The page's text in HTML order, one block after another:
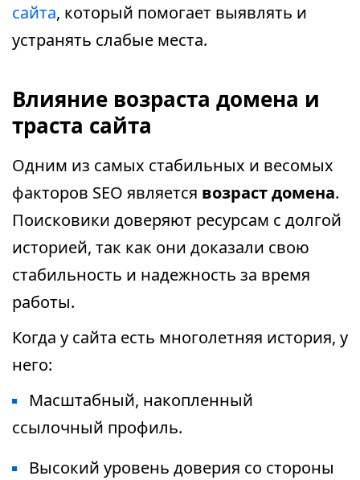
сайта, который помогает выявлять и
устранять слабые места.
Влияние возраста домена и
траста сайта
Одним из самых стабильных и весомых
факторов SEO является возраст домена.
Поисковики доверяют ресурсам с долгой
историей, так как они доказали свою
стабильность и надежность за время
работы.
Когда у сайта есть многолетняя история, у
него:
Масштабный, накопленный
ссылочный профиль.
Высокий уровень доверия со стороны